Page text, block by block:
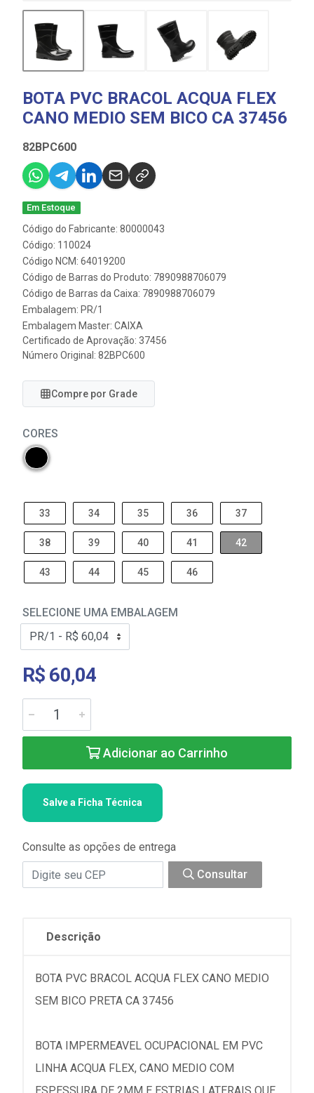
BOTA PVC BRACOL ACQUA FLEX
CANO MEDIO SEM BICO CA 37456
82BPC600
Em Estoque
Código do Fabricante: 80000043
Código: 110024
Código NCM: 64019200
Código de Barras do Produto: 7890988706079
Código de Barras da Caixa: 7890988706079
Embalagem: PR/1
Embalagem Master: CAIXA
Certificado de Aprovação: 37456
Número Original: 82BPC600
Compre por Grade
CORES
33 34 35 36 37
38 39 40 41 42
43 44 45 46
SELECIONE UMA EMBALAGEM
R$ 60,04
Adicionar ao Carrinho
Salve a Ficha Técnica
Consulte as opções de entrega
Consultar
Descrição
BOTA PVC BRACOL ACQUA FLEX CANO MEDIO
SEM BICO PRETA CA 37456
BOTA IMPERMEAVEL OCUPACIONAL EM PVC
LINHA ACQUA FLEX, CANO MEDIO COM